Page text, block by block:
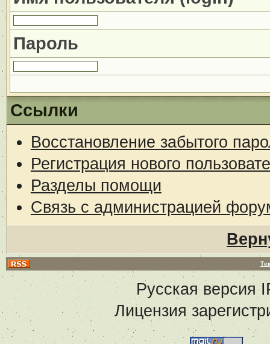
Пароль
Ссылки
Восстановление забытого
Регистрация нового
Разделы помощи
Связь с администрацией
Русская версия
Лицензия